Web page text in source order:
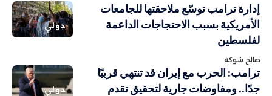
دولي
إدارة ترامب توسّع ملاحقتها للجامعات
الأمريكية بسبب الاحتجاجات الداعمة
لفلسطين
صالح شوكة
دولي
ترامب: الحرب مع إيران قد تنتهي قريبًا
جدًا.. ومفاوضات جارية لتحقيق تقدم